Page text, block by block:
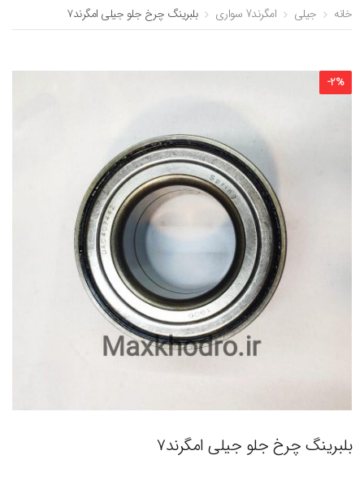
خانه جیلی امگرند7 سواری بلبرینگ چرخ جلو جیلی امگرند۷
-2%
بلبرینگ چرخ جلو جیلی امگرند۷